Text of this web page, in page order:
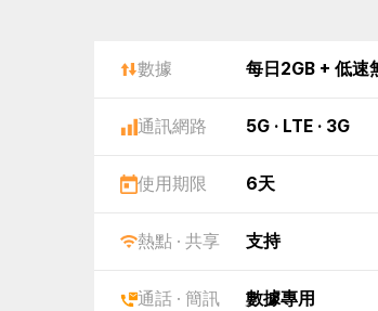
數據 每日2GB + 低速
通訊網路 5G · LTE · 3G
使用期限 6天
熱點 · 共享 支持
通話 · 簡訊 數據專用